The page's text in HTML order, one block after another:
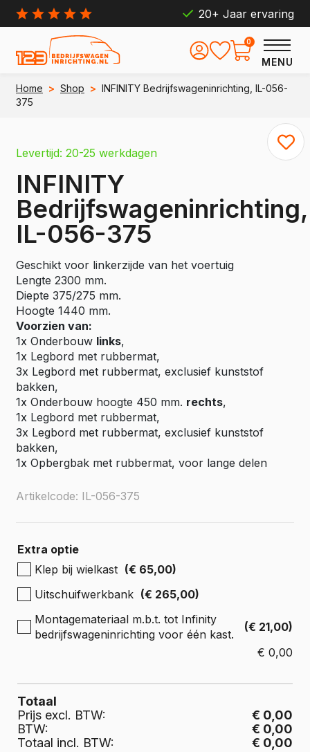
20+ Jaar ervaring
MENU
0
Home > Shop > INFINITY Bedrijfswageninrichting, IL-056-
375
Levertijd: 20-25 werkdagen
INFINITY
Bedrijfswageninrichting,
IL-056-375
Geschikt voor linkerzijde van het voertuig
Lengte 2300 mm.
Diepte 375/275 mm.
Hoogte 1440 mm.
Voorzien van:
1x Onderbouw links,
1x Legbord met rubbermat,
3x Legbord met rubbermat, exclusief kunststof
bakken,
1x Onderbouw hoogte 450 mm. rechts,
1x Legbord met rubbermat,
3x Legbord met rubbermat, exclusief kunststof
bakken,
1x Opbergbak met rubbermat, voor lange delen
Artikelcode: IL-056-375
Extra optie
Klep bij wielkast (€ 65,00)
Uitschuifwerkbank (€ 265,00)
Montagemateriaal m.b.t. tot Infinity
bedrijfswageninrichting voor één kast.
(€ 21,00)
€ 0,00
Totaal
Prijs excl. BTW:
€ 0,00
BTW:
€ 0,00
Totaal incl. BTW:
€ 0,00